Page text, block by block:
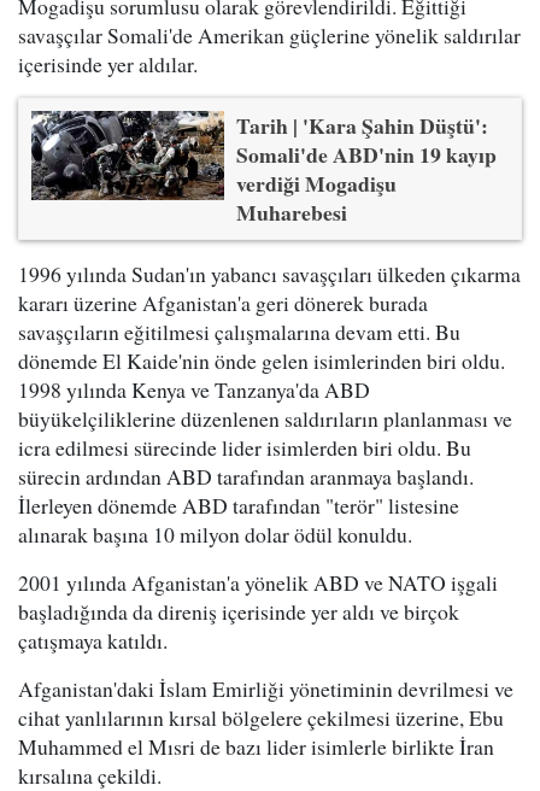
savaşçılar Somali'de Amerikan güçlerine yönelik saldırılar
içerisinde yer aldılar.
Tarih | 'Kara Şahin Düştü':
Somali'de ABD'nin 19 kayıp
verdiği Mogadişu
Muharebesi
1996 yılında Sudan'ın yabancı savaşçıları ülkeden çıkarma
kararı üzerine Afganistan'a geri dönerek burada
savaşçıların eğitilmesi çalışmalarına devam etti. Bu
dönemde El Kaide'nin önde gelen isimlerinden biri oldu.
1998 yılında Kenya ve Tanzanya'da ABD
büyükelçiliklerine düzenlenen saldırıların planlanması ve
icra edilmesi sürecinde lider isimlerden biri oldu. Bu
sürecin ardından ABD tarafından aranmaya başlandı.
İlerleyen dönemde ABD tarafından "terör" listesine
alınarak başına 10 milyon dolar ödül konuldu.
2001 yılında Afganistan'a yönelik ABD ve NATO işgali
başladığında da direniş içerisinde yer aldı ve birçok
çatışmaya katıldı.
Afganistan'daki İslam Emirliği yönetiminin devrilmesi ve
cihat yanlılarının kırsal bölgelere çekilmesi üzerine, Ebu
Muhammed el Mısri de bazı lider isimlerle birlikte İran
kırsalına çekildi.